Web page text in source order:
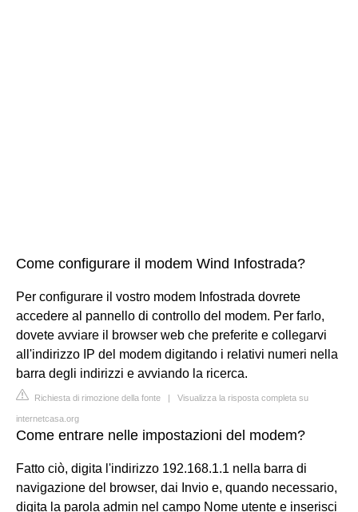
Come configurare il modem Wind Infostrada?
Per configurare il vostro modem Infostrada dovrete
accedere al pannello di controllo del modem. Per farlo,
dovete avviare il browser web che preferite e collegarvi
all'indirizzo IP del modem digitando i relativi numeri nella
barra degli indirizzi e avviando la ricerca.
Richiesta di rimozione della fonte | Visualizza la risposta completa su
internetcasa.org
Come entrare nelle impostazioni del modem?
Fatto ciò, digita l'indirizzo 192.168.1.1 nella barra di
navigazione del browser, dai Invio e, quando necessario,
digita la parola admin nel campo Nome utente e inserisci